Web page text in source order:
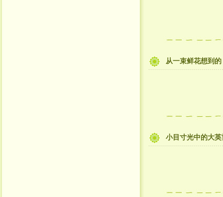
从一束鲜花想到的
小目寸光中的大英